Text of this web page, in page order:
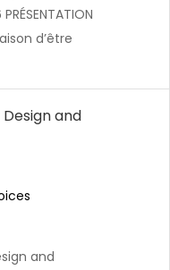
d’être
and
and